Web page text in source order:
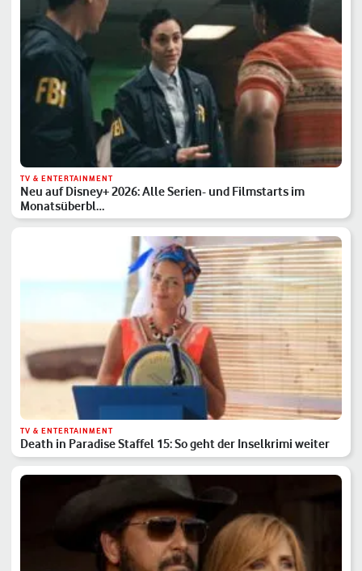
TV & ENTERTAINMENT
Neu auf Disney+ 2026: Alle Serien- und Filmstarts im
Monatsüberbl…
TV & ENTERTAINMENT
Death in Paradise Staffel 15: So geht der Inselkrimi weiter